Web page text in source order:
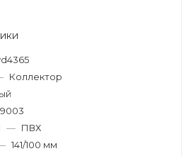
Коллектор
9003
— ПВХ
141/100 мм